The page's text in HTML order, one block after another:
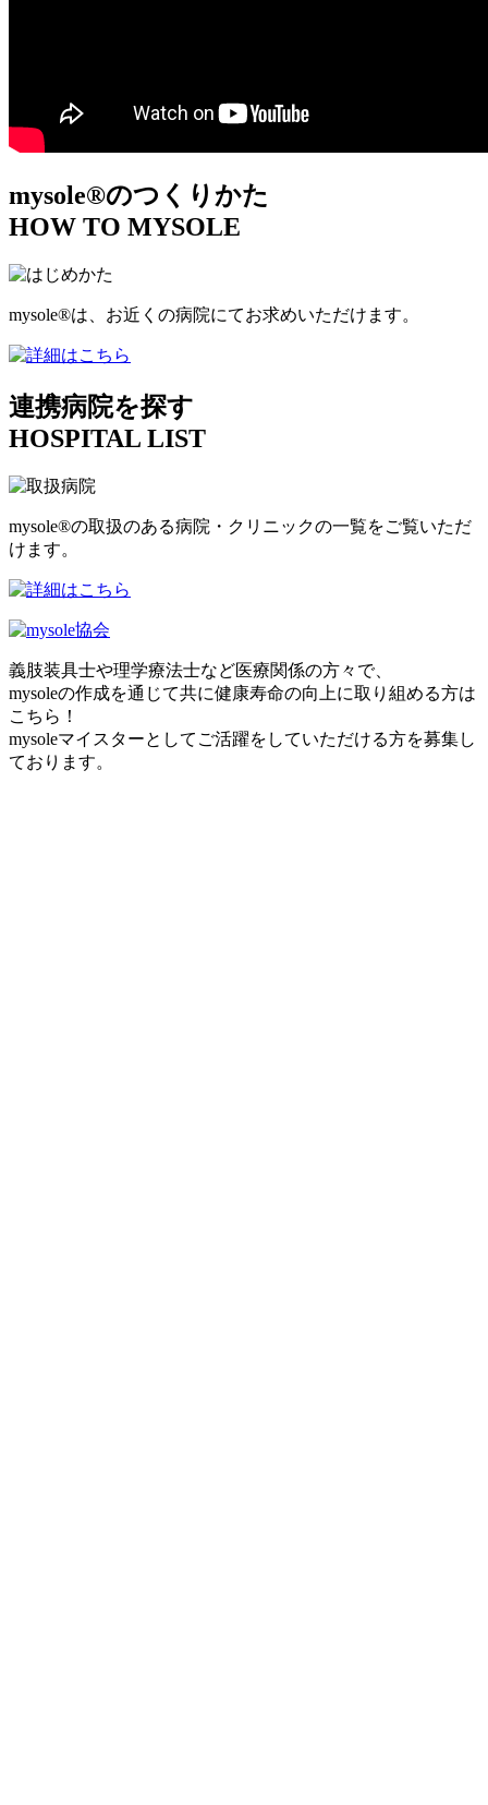
mysole®のつくりかた
HOW TO MYSOLE
mysole®は、お近くの病院にてお求めいただけます。
連携病院を探す
HOSPITAL LIST
mysole®の取扱のある病院・クリニックの一覧をご覧いただ
けます。
義肢装具士や理学療法士など医療関係の方々で、
mysoleの作成を通じて共に健康寿命の向上に取り組める方は
こちら！
mysoleマイスターとしてご活躍をしていただける方を募集し
ております。